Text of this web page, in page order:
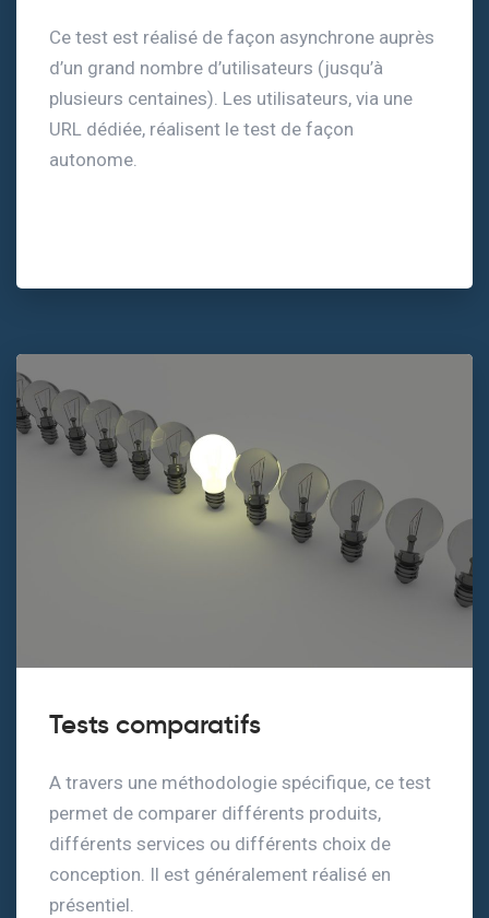
Ce test est réalisé de façon asynchrone auprès
d’un grand nombre d’utilisateurs (jusqu’à
plusieurs centaines). Les utilisateurs, via une
URL dédiée, réalisent le test de façon
autonome.
Tests comparatifs
A travers une méthodologie spécifique, ce test
permet de comparer différents produits,
différents services ou différents choix de
conception. Il est généralement réalisé en
présentiel.